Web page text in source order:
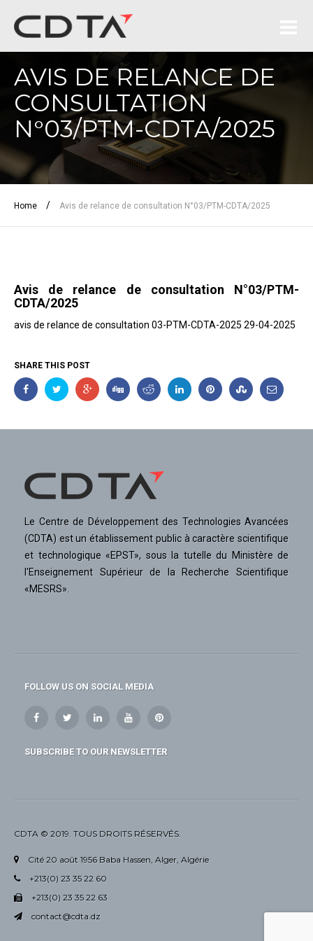
AVIS DE RELANCE DE
CONSULTATION
N°03/PTM-CDTA/2025
Home / Avis de relance de consultation N°03/PTM-CDTA/2025
Avis de relance de consultation N°03/PTM-
CDTA/2025
avis de relance de consultation 03-PTM-CDTA-2025 29-04-2025
SHARE THIS POST
Le Centre de Développement des Technologies Avancées
(CDTA) est un établissement public à caractère scientifique
et technologique «EPST», sous la tutelle du Ministère de
l'Enseignement Supérieur de la Recherche Scientifique
«MESRS».
FOLLOW US ON SOCIAL MEDIA
SUBSCRIBE TO OUR NEWSLETTER
CDTA © 2019. TOUS DROITS RÉSERVÉS.
Cité 20 août 1956 Baba Hassen, Alger, Algérie
+213(0) 23 35 22 60
+213(0) 23 35 22 63
contact@cdta.dz